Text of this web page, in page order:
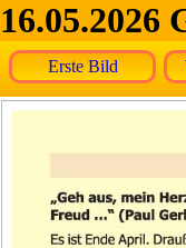
16.05.2026
Erste Bild